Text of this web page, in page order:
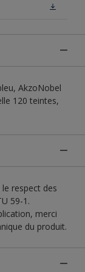
AkzoNobel
120 teintes,
respect des
59-1.
merci
du produit.